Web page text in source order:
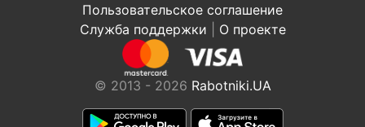
Пользовательское соглашение
Служба поддержки
О проекте
© 2013 - 2026 Rabotniki.UA